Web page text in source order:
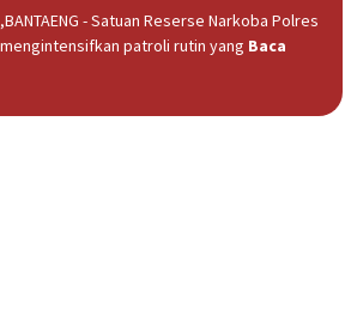
- Satuan Reserse Narkoba Polres
patroli rutin yang Baca